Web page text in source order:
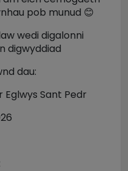
pob munud 😊
wedi digalonni
digwyddiad
dau:
Eglwys Sant Pedr